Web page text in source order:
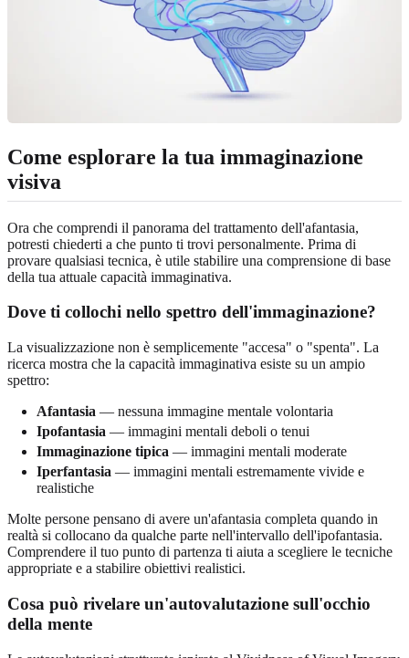
Come esplorare la tua immaginazione
visiva
Ora che comprendi il panorama del trattamento dell'afantasia,
potresti chiederti a che punto ti trovi personalmente. Prima di
provare qualsiasi tecnica, è utile stabilire una comprensione di base
della tua attuale capacità immaginativa.
Dove ti collochi nello spettro dell'immaginazione?
La visualizzazione non è semplicemente "accesa" o "spenta". La
ricerca mostra che la capacità immaginativa esiste su un ampio
spettro:
Afantasia — nessuna immagine mentale volontaria
Ipofantasia — immagini mentali deboli o tenui
Immaginazione tipica — immagini mentali moderate
Iperfantasia — immagini mentali estremamente vivide e
realistiche
Molte persone pensano di avere un'afantasia completa quando in
realtà si collocano da qualche parte nell'intervallo dell'ipofantasia.
Comprendere il tuo punto di partenza ti aiuta a scegliere le tecniche
appropriate e a stabilire obiettivi realistici.
Cosa può rivelare un'autovalutazione sull'occhio
della mente